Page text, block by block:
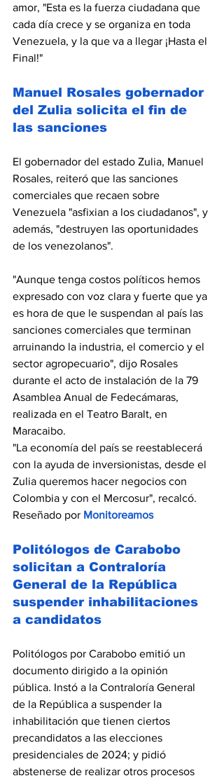
amor, "Esta es la fuerza ciudadana que
cada día crece y se organiza en toda
Venezuela, y la que va a llegar ¡Hasta el
Final!"
Manuel Rosales gobernador
del Zulia solicita el fin de
las sanciones
El gobernador del estado Zulia, Manuel
Rosales, reiteró que las sanciones
comerciales que recaen sobre
Venezuela "asfixian a los ciudadanos", y
además, "destruyen las oportunidades
de los venezolanos".
"Aunque tenga costos políticos hemos
expresado con voz clara y fuerte que ya
es hora de que le suspendan al país las
sanciones comerciales que terminan
arruinando la industria, el comercio y el
sector agropecuario", dijo Rosales
durante el acto de instalación de la 79
Asamblea Anual de Fedecámaras,
realizada en el Teatro Baralt, en
Maracaibo.
"La economía del país se reestablecerá
con la ayuda de inversionistas, desde el
Zulia queremos hacer negocios con
Colombia y con el Mercosur", recalcó.
Reseñado por Monitoreamos
Politólogos de Carabobo
solicitan a Contraloría
General de la República
suspender inhabilitaciones
a candidatos
Politólogos por Carabobo emitió un
documento dirigido a la opinión
pública. Instó a la Contraloría General
de la República a suspender la
inhabilitación que tienen ciertos
precandidatos a las elecciones
presidenciales de 2024; y pidió
abstenerse de realizar otros procesos